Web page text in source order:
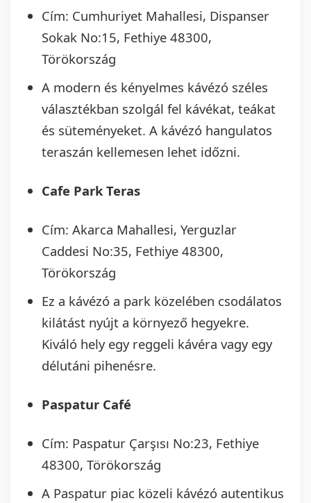
Cím: Cumhuriyet Mahallesi, Dispanser
Sokak No:15, Fethiye 48300,
Törökország
A modern és kényelmes kávézó széles
választékban szolgál fel kávékat, teákat
és süteményeket. A kávézó hangulatos
teraszán kellemesen lehet időzni.
Cafe Park Teras
Cím: Akarca Mahallesi, Yerguzlar
Caddesi No:35, Fethiye 48300,
Törökország
Ez a kávézó a park közelében csodálatos
kilátást nyújt a környező hegyekre.
Kiváló hely egy reggeli kávéra vagy egy
délutáni pihenésre.
Paspatur Café
Cím: Paspatur Çarşısı No:23, Fethiye
48300, Törökország
A Paspatur piac közeli kávézó autentikus